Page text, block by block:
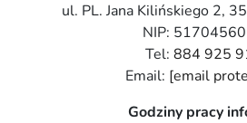
ul. PL. Jana Kilińskiego 2,
NIP:
Tel: 884 925
Email: [email
Godziny pracy